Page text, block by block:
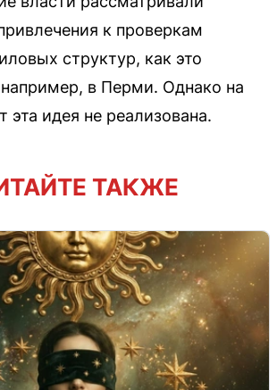
к проверкам
структур, как это
например, в Перми. Однако на
идея не реализована.
ТАКЖЕ